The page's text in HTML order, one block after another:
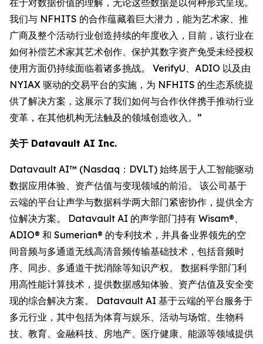
在于对数据价值的理解，无论这些数据是以何种形式呈现。
我们与 NFHITS 的合作蕴藏着巨大潜力，能为艺术家、推
广商及整个活动行业创造持续的年度收入，目前，该行业在
如何补偿艺术家其艺术创作、保护其数字资产免受未经授权
使用方面仍持续面临着诸多挑战。 VerifyU、ADIO 以及由
NYIAX 驱动的交易平台的实施，为 NFHITS 的生态系统提
供了解决方案，这展示了我们如何与合作伙伴携手推动行业
变革，在其他机构无法触及的领域创造收入。”
关于 Datavault AI Inc.
Datavault AI™ (Nasdaq：DVLT) 始终居于人工智能驱动
数据应用体验、资产估值与变现领域的前沿。 该公司基于
云端的平台让声学与数据科学两大部门紧密协作，提供全方
位解决方案。 Datavault AI 的声学部门持有 Wisam®、
ADIO® 和 Sumerian® 的专利技术，并具备业界领先的空
间音频与多通道无线高清音频传输基础技术，包括音频时
序、同步、多通道干扰消除等知识产权。 数据科学部门利
用高性能计算技术，提供数据感知体验、资产估值及安全变
现的综合解决方案。 Datavault AI 基于云端的平台服务于
多元行业，其中包括为体育与娱乐、活动与场馆、生物科
技、教育、金融科技、房地产、医疗健康、能源等领域提供